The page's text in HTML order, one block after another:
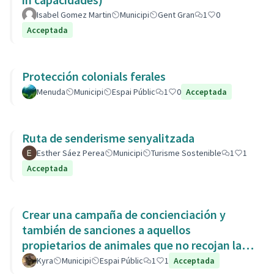
Isabel Gomez Martin Municipi Gent Gran 1
0
Acceptada
Protección colonials ferales
Menuda Municipi Espai Públic 1 0 Acceptada
Ruta de senderisme senyalitzada
Esther Sáez Perea Municipi Turisme Sostenible 1
1
Acceptada
Crear una campaña de concienciación y
también de sanciones a aquellos
propietarios de animales que no recojan las
heces de las aceras. Es responsabili
Kyra Municipi Espai Públic 1 1 Acceptada